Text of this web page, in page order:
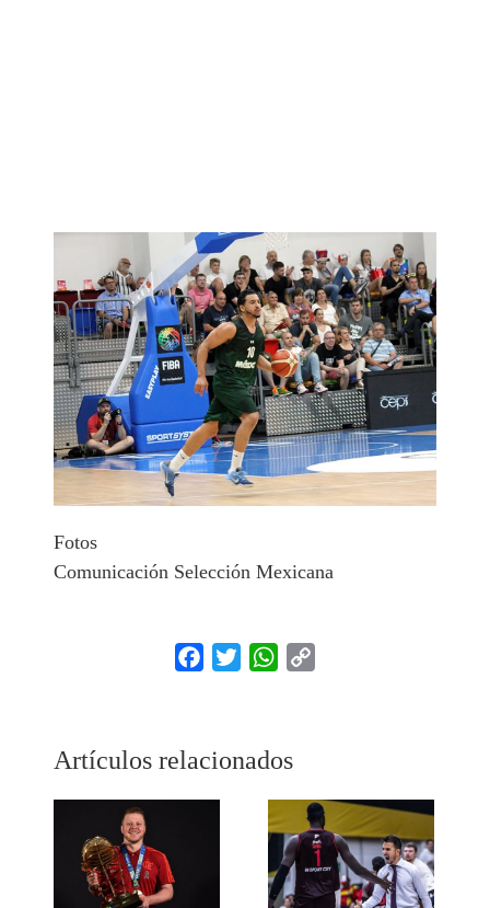
Fotos
Comunicación Selección Mexicana
Facebook
Twitter WhatsApp
Artículos relacionados